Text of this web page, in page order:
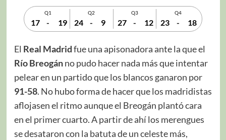
Q1
17 - 19
Q2
24 - 9
Q3
27 - 12
Q4
23 - 18
El Real Madridfue una apisonadora ante la que el
Río Breogánno pudo hacer nada más que intentar
pelear en un partido que los blancos ganaron por
91-58. No hubo forma de hacer que los madridistas
aflojasen el ritmo aunque el Breogán plantó cara
en el primer cuarto. A partir de ahí los merengues
se desataron con la batuta de un celeste más,